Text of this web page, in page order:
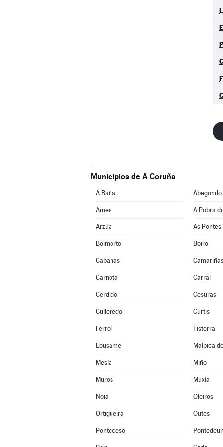
Municipios de A Coruña
A Baña Abegondo
Ames A Pobra
Arzúa As Pontes
Boimorto Boiro
Cabanas Camariñas
Carnota Carral
Cerdido Cesuras
Culleredo Curtis
Ferrol Fisterra
Lousame Malpica
Mesía Miño
Muros Muxía
Noia Oleiros
Ortigueira Outes
Ponteceso